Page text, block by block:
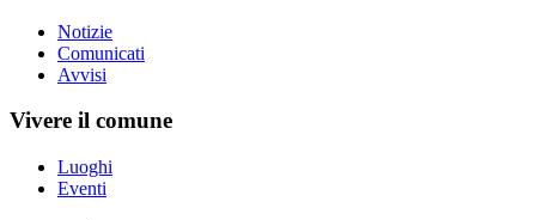
Notizie
Comunicati
Avvisi
Vivere il comune
Luoghi
Eventi